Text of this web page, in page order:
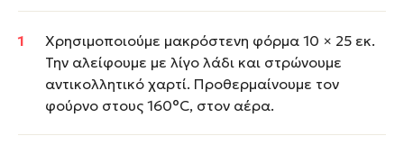
Χρησιμοποιούμε μακρόστενη φόρμα 10 × 25 εκ.
Την αλείφουμε με λίγο λάδι και στρώνουμε
αντικολλητικό χαρτί. Προθερμαίνουμε τον
φούρνο στους 160°C, στον αέρα.